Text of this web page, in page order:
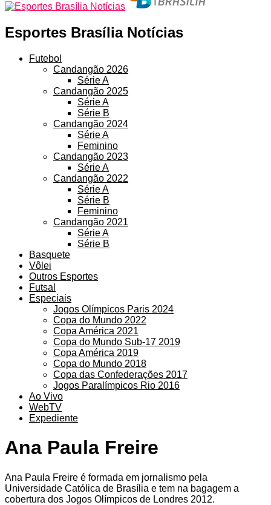
Esportes Brasília Notícias
Futebol
Candangão 2026
Série A
Candangão 2025
Série A
Série B
Candangão 2024
Série A
Feminino
Candangão 2023
Série A
Candangão 2022
Série A
Série B
Feminino
Candangão 2021
Série A
Série B
Basquete
Vôlei
Outros Esportes
Futsal
Especiais
Jogos Olímpicos Paris 2024
Copa do Mundo 2022
Copa América 2021
Copa do Mundo Sub-17 2019
Copa América 2019
Copa do Mundo 2018
Copa das Confederações 2017
Jogos Paralímpicos Rio 2016
Ao Vivo
WebTV
Expediente
Ana Paula Freire
Ana Paula Freire é formada em jornalismo pela
Universidade Católica de Brasília e tem na bagagem a
cobertura dos Jogos Olímpicos de Londres 2012.